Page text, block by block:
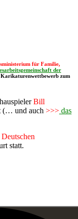
für Familie,
der
zum
Bill
(… und auch >>> das
Deutschen
statt.